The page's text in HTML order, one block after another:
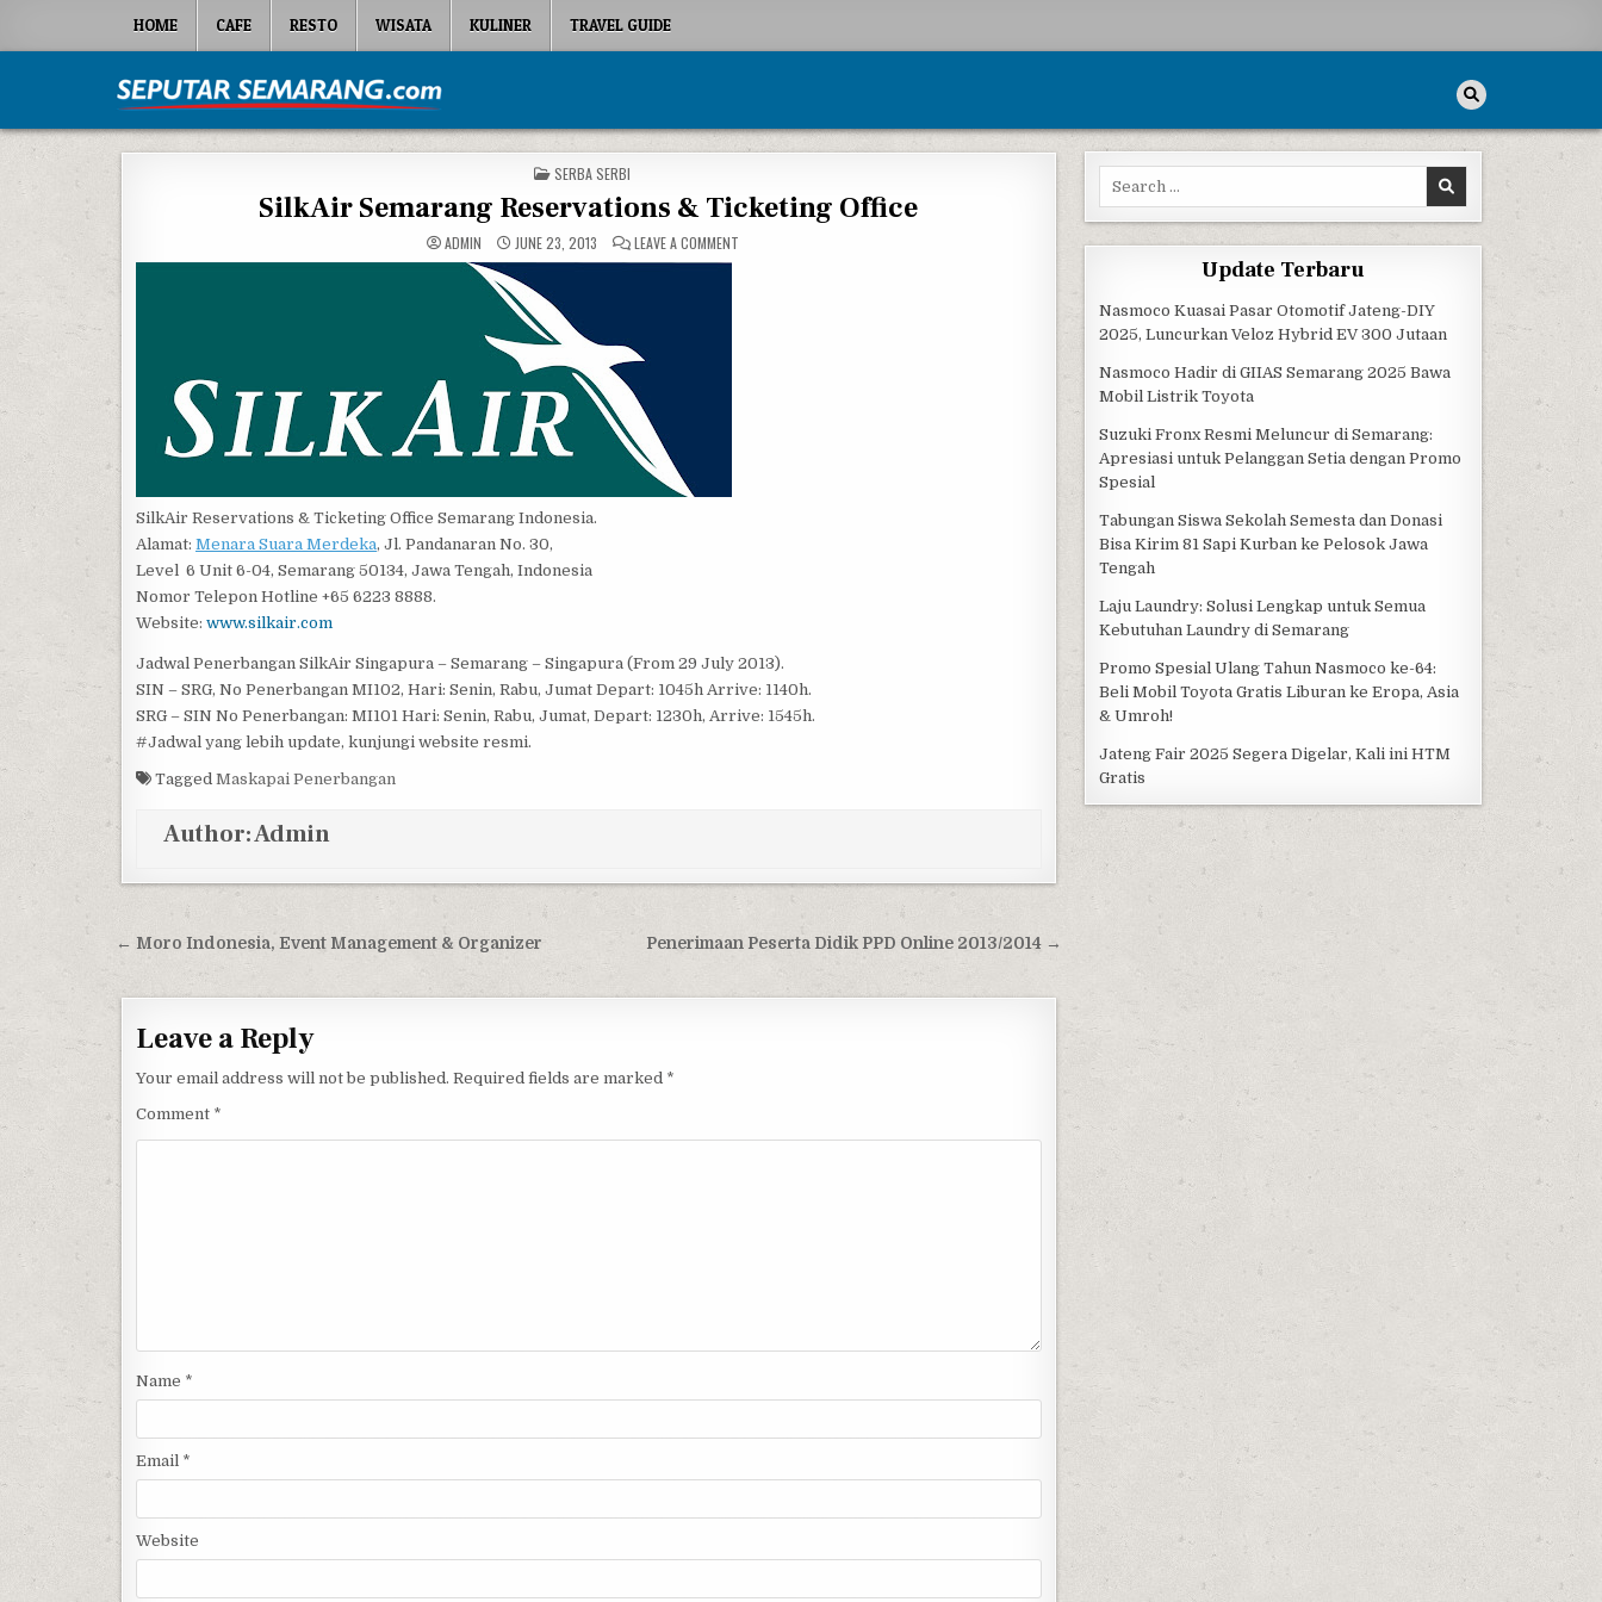
HOME CAFE RESTO WISATA KULINER TRAVEL GUIDE
Seputar Semarang
POSTED IN
SERBA SERBI
SilkAir Semarang Reservations & Ticketing Office
ADMIN JUNE 23, 2013 LEAVE A COMMENTON SILKAIR SEMARANG RESERVATIONS & TICKETING OFFICE
SilkAir Reservations & Ticketing Office Semarang Indonesia.
Alamat: Menara Suara Merdeka, Jl. Pandanaran No. 30,
Level 6 Unit 6-04, Semarang 50134, Jawa Tengah, Indonesia
Nomor Telepon Hotline +65 6223 8888.
Website: www.silkair.com
Jadwal Penerbangan SilkAir Singapura – Semarang – Singapura (From 29 July 2013).
SIN – SRG, No Penerbangan MI102, Hari: Senin, Rabu, Jumat Depart: 1045h Arrive: 1140h.
SRG – SIN No Penerbangan: MI101 Hari: Senin, Rabu, Jumat, Depart: 1230h, Arrive: 1545h.
#Jadwal yang lebih update, kunjungi website resmi.
Tagged Maskapai Penerbangan
Author:Admin
Post navigation Penerimaan Peserta Didik PPD Online 2013/2014 →
← Moro Indonesia, Event Management & Organizer
Leave a Reply
Your email address will not be published. Required fields are marked *
Comment *
Name *
Email *
Website
Search for:
Update Terbaru
Nasmoco Kuasai Pasar Otomotif Jateng-DIY
2025, Luncurkan Veloz Hybrid EV 300 Jutaan
Nasmoco Hadir di GIIAS Semarang 2025 Bawa
Mobil Listrik Toyota
Suzuki Fronx Resmi Meluncur di Semarang:
Apresiasi untuk Pelanggan Setia dengan Promo
Spesial
Tabungan Siswa Sekolah Semesta dan Donasi
Bisa Kirim 81 Sapi Kurban ke Pelosok Jawa
Tengah
Laju Laundry: Solusi Lengkap untuk Semua
Kebutuhan Laundry di Semarang
Promo Spesial Ulang Tahun Nasmoco ke-64:
Beli Mobil Toyota Gratis Liburan ke Eropa, Asia
& Umroh!
Jateng Fair 2025 Segera Digelar, Kali ini HTM
Gratis